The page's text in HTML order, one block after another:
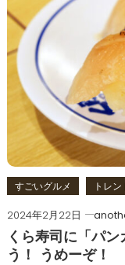
すごいグルメ トレ
2024年2月22日
くら寿司に「パ
う！ うめーぞ！